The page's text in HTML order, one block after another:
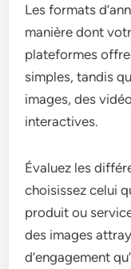
Les formats
manière dont
plateformes
simples, tandis
images, des
interactives.
Évaluez les
choisissez celui
produit ou
des images
d’engagement